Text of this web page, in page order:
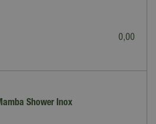
0,00
Shower Inox